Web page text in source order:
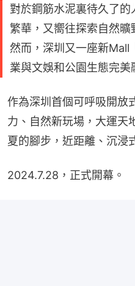
對於鋼筋水泥裏待久了
繁華，又嚮往探索自然曠
然而，深圳又一座新Mall
業與文娛和公園生態完美
作為深圳首個可呼吸開放
力、自然新玩場，大運天
夏的腳步，近距離、沉浸
2024.7.28，正式開幕。